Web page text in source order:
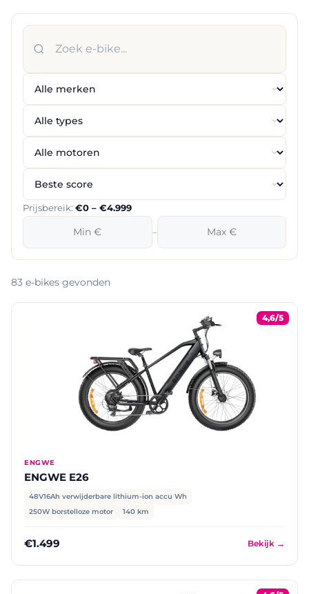
Prijsbereik: €0 – €4.999
–
83 e-bikes gevonden
4,6/5
ENGWE
ENGWE E26
48V16Ah verwijderbare lithium-ion accu Wh
250W borstelloze motor
140 km
€1.499 Bekijk →